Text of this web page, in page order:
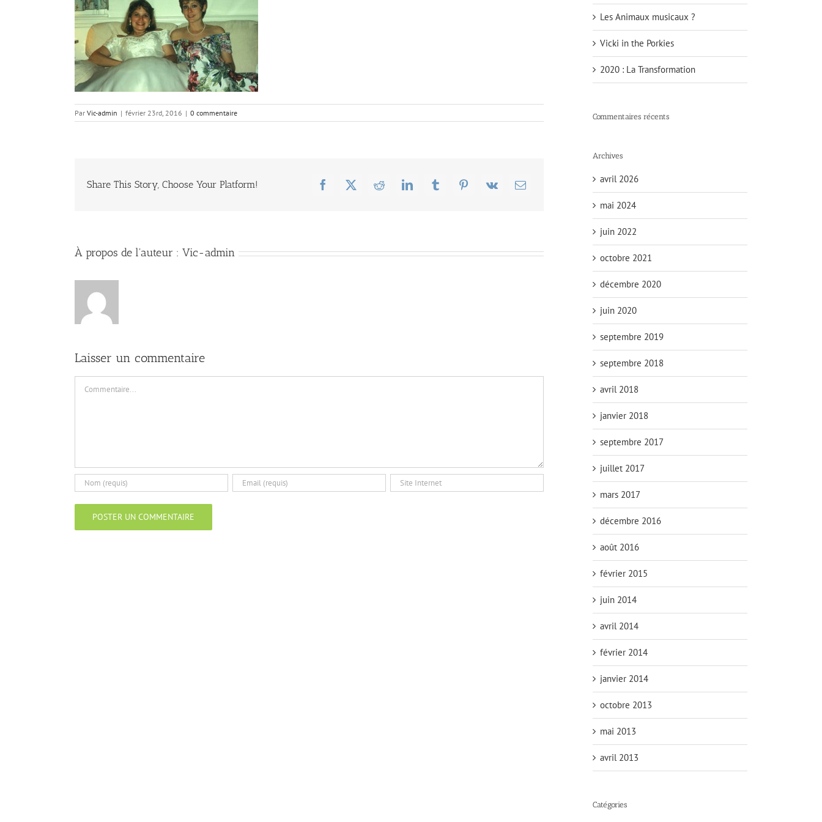
Par Vic-admin | février 23rd, 2016 | 0 commentaire
Share This Story, Choose Your Platform! Facebook
X RedditLinkedInTumblrPinterest
Vk Email
À propos de l'auteur : Vic-admin
Laisser un commentaire
Les Animaux musicaux ?
Vicki in the Porkies
2020 : La Transformation
Commentaires récents
Archives
avril 2026
mai 2024
juin 2022
octobre 2021
décembre 2020
juin 2020
septembre 2019
septembre 2018
avril 2018
janvier 2018
septembre 2017
juillet 2017
mars 2017
décembre 2016
août 2016
février 2015
juin 2014
avril 2014
février 2014
janvier 2014
octobre 2013
mai 2013
avril 2013
Catégories